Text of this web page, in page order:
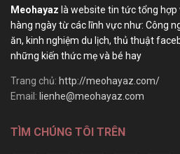
Meohayaz là website tin tức tổng hợp
hàng ngày từ các lĩnh vực như: Công
ăn, kinh nghiệm du lịch, thủ thuật
những kiến thức mẹ và bé hay
Trang chủ: http://meohayaz.com/
Email: lienhe@meohayaz.com
TÌM CHÚNG TÔI TRÊN